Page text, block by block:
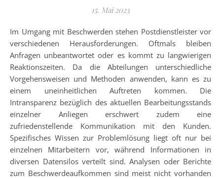
15. Mai 2023
Im Umgang mit Beschwerden stehen Postdienstleister vor
verschiedenen Herausforderungen. Oftmals bleiben
Anfragen unbeantwortet oder es kommt zu langwierigen
Reaktionszeiten. Da die Abteilungen unterschiedliche
Vorgehensweisen und Methoden anwenden, kann es zu
einem uneinheitlichen Auftreten kommen. Die
Intransparenz bezüglich des aktuellen Bearbeitungsstands
einzelner Anliegen erschwert zudem eine
zufriedenstellende Kommunikation mit den Kunden.
Spezifisches Wissen zur Problemlösung liegt oft nur bei
einzelnen Mitarbeitern vor, während Informationen in
diversen Datensilos verteilt sind. Analysen oder Berichte
zum Beschwerdeaufkommen sind meist nicht vorhanden